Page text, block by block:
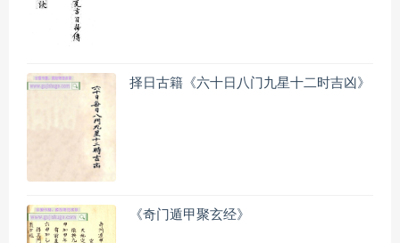
择日古籍《六十日八门九星十二时吉凶》
《奇门遁甲聚玄经》